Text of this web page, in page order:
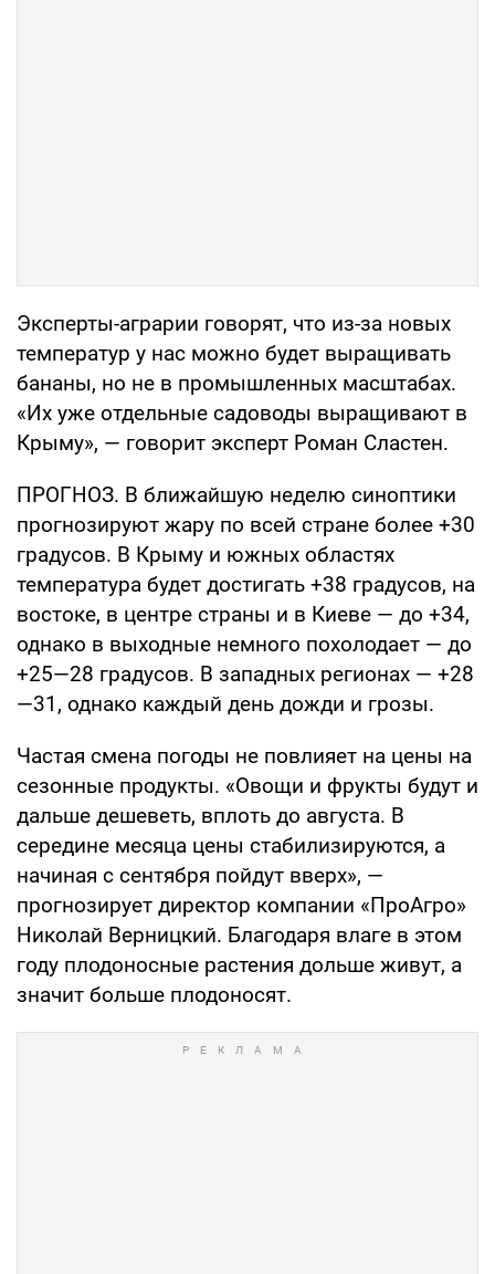
Эксперты-аграрии говорят, что из-за новых
температур у нас можно будет выращивать
бананы, но не в промышленных масштабах.
«Их уже отдельные садоводы выращивают в
Крыму», — говорит эксперт Роман Сластен.
ПРОГНОЗ. В ближайшую неделю синоптики
прогнозируют жару по всей стране более +30
градусов. В Крыму и южных областях
температура будет достигать +38 градусов, на
востоке, в центре страны и в Киеве — до +34,
однако в выходные немного похолодает — до
+25—28 градусов. В западных регионах — +28
—31, однако каждый день дожди и грозы.
Частая смена погоды не повлияет на цены на
сезонные продукты. «Овощи и фрукты будут и
дальше дешеветь, вплоть до августа. В
середине месяца цены стабилизируются, а
начиная с сентября пойдут вверх», —
прогнозирует директор компании «ПроАгро»
Николай Верницкий. Благодаря влаге в этом
году плодоносные растения дольше живут, а
значит больше плодоносят.